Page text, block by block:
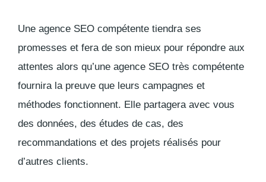
Une agence SEO compétente tiendra ses
promesses et fera de son mieux pour répondre aux
attentes alors qu’une agence SEO très compétente
fournira la preuve que leurs campagnes et
méthodes fonctionnent. Elle partagera avec vous
des données, des études de cas, des
recommandations et des projets réalisés pour
d’autres clients.